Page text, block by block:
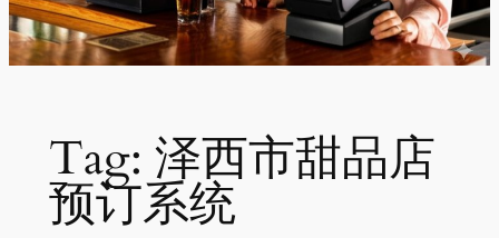
Tag: 泽西市甜品店
预订系统